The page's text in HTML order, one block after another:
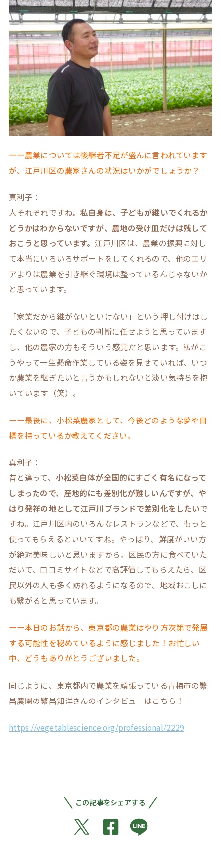
ーー農業については後継者不足が盛んに言われています
が、江戸川区の農家さんの状況はいかがでしょうか？
真利子：
人それぞれですね。私自身は、子どもが継いでくれるか
どうかはわからないですが、農地の受け皿だけは残して
おこうと思っています。江戸川区は、農業の振興に対し
て本当にいろいろサポートをしてくれるので、他のエリ
アよりは農業を引き継ぐ環境は整っているんじゃないか
と思っています。
「家業だから継がないといけない」という押し付けはし
たくないので、子どもの判断に任せようと思っています
し、他の農家の方もそういう感覚だと思います。私がこ
うやって一生懸命作業している姿を見せていれば、いつ
か農業を継ぎたいと言うかもしれないと淡い気持ちを抱
いています（笑）。
ーー最後に、小松菜農家として、今後どのような夢や目
標を持っているか教えてください。
真利子：
昔と違って、 小松菜自体が全国的にすごく有名になって
しまったので、産地的にも差別化が難しいんですが、や
はり発祥の地として江戸川ブランドで差別化をしたいで
すね。江戸川区内のいろんなレストランなどで、もっと
使ってもらえるといいですね。やっぱり、鮮度がいい方
が絶対美味しいと思いますから。区民の方に食べていた
だいて、口コミサイトなどで高評価してもらえたら、区
民以外の人も多く訪れるようになるので、地域おこしに
も繋がると思っています。
ーー本日のお話から、東京都の農業はやり方次第で発展
する可能性を秘めているように感じました！お忙しい
中、どうもありがとうございました。
同じように、東京都内で農業を頑張っている青梅市の繁
昌農園の繁昌知洋さんのインタビューはこちら！
https://vegetablescience.org/professional/2229
この記事をシェアする